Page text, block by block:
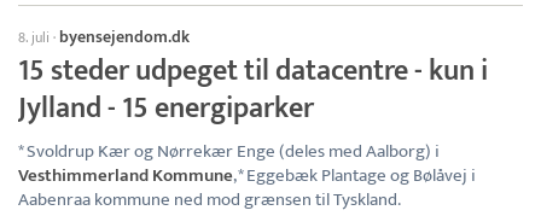
8. juli · byensejendom.dk
15 steder udpeget til datacentre - kun i
Jylland - 15 energiparker
* Svoldrup Kær og Nørrekær Enge (deles med Aalborg) i
Vesthimmerland Kommune, * Eggebæk Plantage og Bølåvej i
Aabenraa kommune ned mod grænsen til Tyskland.